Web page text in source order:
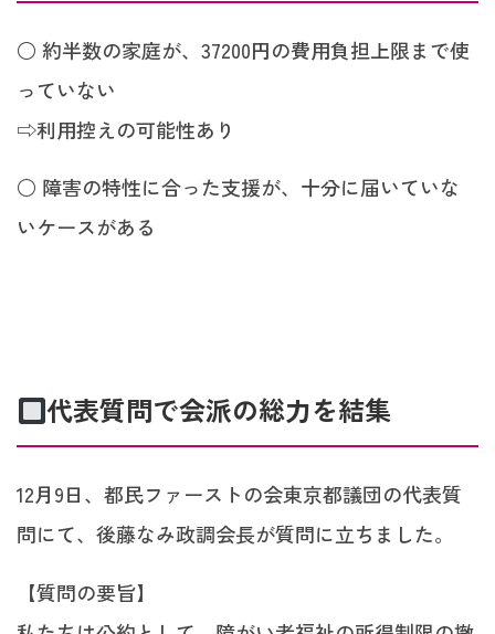
○ 約半数の家庭が、37200円の費用負担上限まで使
っていない
⇨利用控えの可能性あり
○ 障害の特性に合った支援が、十分に届いていな
いケースがある
代表質問で会派の総力を結集
12月9日、都民ファーストの会東京都議団の代表質
問にて、後藤なみ政調会長が質問に立ちました。
【質問の要旨】